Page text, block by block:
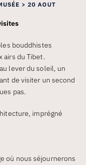
> 20 AOUT
bouddhistes
airs du Tibet.
lever du soleil, un
de visiter un second
pas.
imprégné
où nous séjournerons